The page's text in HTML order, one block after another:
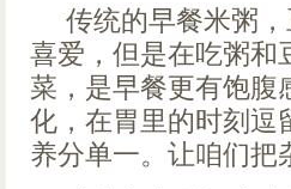
传统的早餐米粥
喜爱，但是在吃粥和
菜，是早餐更有饱腹
化，在胃里的时刻逗
养分单一。让咱们把